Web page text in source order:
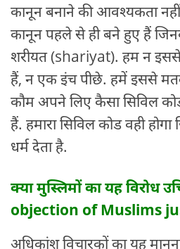
कानून बनाने की आवश्यकता
कानून पहले से ही बने हुए हैं
शरीयत (shariyat). हम न
हैं, न एक इंच पीछे. हमें इससे
कौम अपने लिए कैसा सिविल
हैं. हमारा सिविल कोड वही
धर्म देता है.
क्या मुस्लिमों का यह विरोध
objection of Muslims
अधिकांश विचारकों का यह